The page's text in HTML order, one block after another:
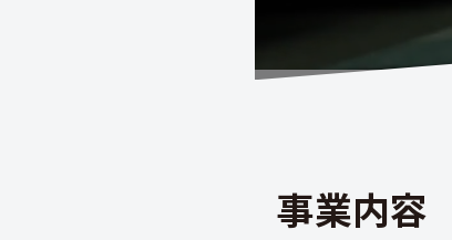
事業内容